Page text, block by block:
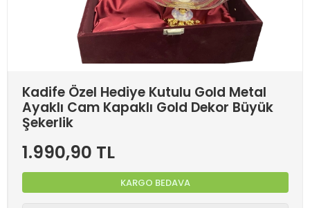
Kadife Özel Hediye Kutulu Gold Metal
Ayaklı Cam Kapaklı Gold Dekor Büyük
Şekerlik
1.990,90 TL
KARGO BEDAVA